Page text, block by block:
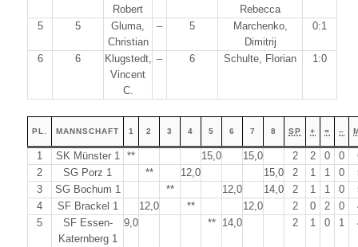
Robert
Rebecca
5 5
Gluma,
Christian
– 5
Marchenko,
Dimitrij
0:1
6 6
Klugstedt,
Vincent
C.
– 6 Schulte, Florian 1:0
PL. MANNSCHAFT 1 2 3 4 5 6 7 8 SP + = –
1 SK Münster 1 ** 15,0 15,0 2 2 0 0
2
SG Porz 1 ** 12,0 15,0 2 1 1 0
3
SG Bochum 1 ** 12,0 14,0 2 1 1 0
4
SF Brackel 1 12,0 ** 12,0 2 0 2 0
5
SF Essen-
Katernberg 1
9,0 ** 14,0 2 1 0 1